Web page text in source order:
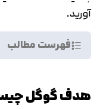
آورید.
فهرست مطالب
هدف گوگل